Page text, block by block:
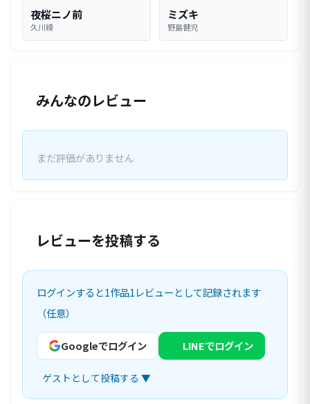
夜桜ニノ前
久川綾
ミズキ
野島健児
みんなのレビュー
まだ評価がありません
レビューを投稿する
ログインすると1作品1レビューとして記録されます
（任意）
Googleでログイン LINEでログイン
ゲストとして投稿する ▼